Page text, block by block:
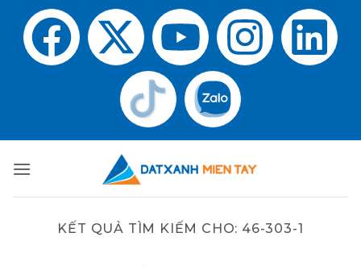
KẾT QUẢ TÌM KIẾM CHO: 46-303-1